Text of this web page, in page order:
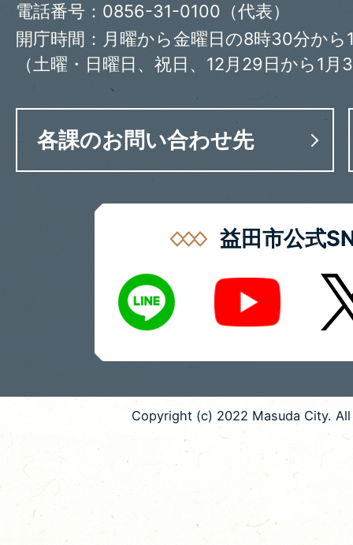
電話番号：0856-31-0100（代表）
開庁時間：月曜から金曜日の8時30分から
（土曜・日曜日、祝日、12月29日から1月
各課のお問い合わせ先
益田市公式
LINE
Youtube X
Copyright (c) 2022 Masuda City.